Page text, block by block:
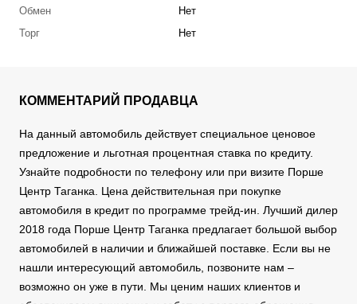
Обмен
Нет
Торг
Нет
КОММЕНТАРИЙ ПРОДАВЦА
На данный автомобиль действует специальное ценовое
предложение и льготная процентная ставка по кредиту.
Узнайте подробности по телефону или при визите Порше
Центр Таганка. Цена действительная при покупке
автомобиля в кредит по программе трейд-ин. Лучший дилер
2018 года Порше Центр Таганка предлагает большой выбор
автомобилей в наличии и ближайшей поставке. Если вы не
нашли интересующий автомобиль, позвоните нам –
возможно он уже в пути. Мы ценим наших клиентов и